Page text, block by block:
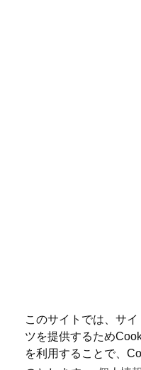
このサイトでは、サ
ツを提供するため
を利用することで、